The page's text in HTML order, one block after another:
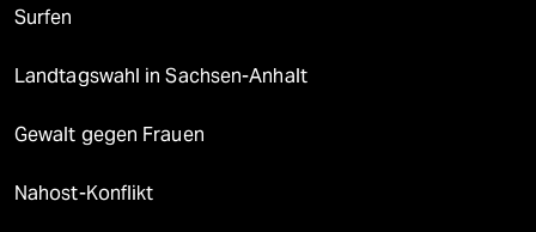
Surfen
Landtagswahl in Sachsen-Anhalt
Gewalt gegen Frauen
Nahost-Konflikt